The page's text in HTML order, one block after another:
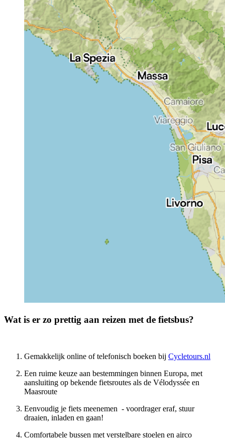
Wat is er zo prettig aan reizen met de fietsbus?
Gemakkelijk online of telefonisch boeken bij Cycletours.nl
Een ruime keuze aan bestemmingen binnen Europa, met
aansluiting op bekende fietsroutes als de Vélodyssée en
Maasroute
Eenvoudig je fiets meenemen - voordrager eraf, stuur
draaien, inladen en gaan!
Comfortabele bussen met verstelbare stoelen en airco